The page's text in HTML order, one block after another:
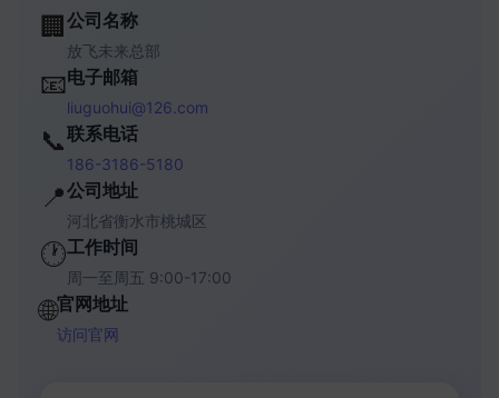
🏢 公司名称
放飞未来总部
📧电子邮箱
liuguohui@126.com
📞联系电话
186-3186-5180
📍公司地址
河北省衡水市桃城区
🕐工作时间
周一至周五 9:00-17:00
🌐官网地址
访问官网